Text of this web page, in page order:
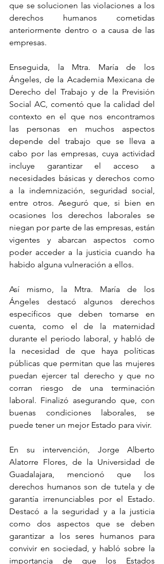
que se solucionen las violaciones a los
derechos humanos cometidas
anteriormente dentro o a causa de las
empresas.
Enseguida, la Mtra. María de los
Ángeles, de la Academia Mexicana de
Derecho del Trabajo y de la Previsión
Social AC, comentó que la calidad del
contexto en el que nos encontramos
las personas en muchos aspectos
depende del trabajo que se lleva a
cabo por las empresas, cuya actividad
incluye garantizar el acceso a
necesidades básicas y derechos como
a la indemnización, seguridad social,
entre otros. Aseguró que, si bien en
ocasiones los derechos laborales se
niegan por parte de las empresas, están
vigentes y abarcan aspectos como
poder acceder a la justicia cuando ha
habido alguna vulneración a ellos.
Así mismo, la Mtra. María de los
Ángeles destacó algunos derechos
específicos que deben tomarse en
cuenta, como el de la maternidad
durante el periodo laboral, y habló de
la necesidad de que haya políticas
públicas que permitan que las mujeres
puedan ejercer tal derecho y que no
corran riesgo de una terminación
laboral. Finalizó asegurando que, con
buenas condiciones laborales, se
puede tener un mejor Estado para vivir.
En su intervención, Jorge Alberto
Alatorre Flores, de la Universidad de
Guadalajara, mencionó que los
derechos humanos son de tutela y de
garantía irrenunciables por el Estado.
Destacó a la seguridad y a la justicia
como dos aspectos que se deben
garantizar a los seres humanos para
convivir en sociedad, y habló sobre la
importancia de que los Estados